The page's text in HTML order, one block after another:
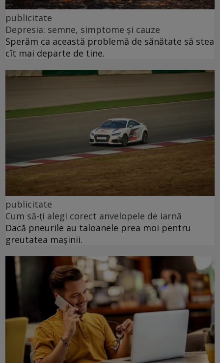
publicitate
Depresia: semne, simptome și cauze
Sperăm ca această problemă de sănătate să stea
cît mai departe de tine.
publicitate
Cum să-ți alegi corect anvelopele de iarnă
Dacă pneurile au taloanele prea moi pentru
greutatea mașinii.